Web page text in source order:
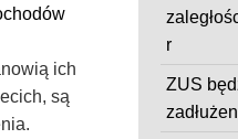
ich
są
r
ZUS